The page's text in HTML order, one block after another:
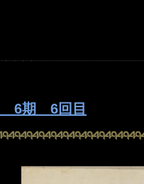
6期 6回目